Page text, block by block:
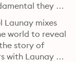
they
Launay mixes
world to reveal
story of
with Launay as